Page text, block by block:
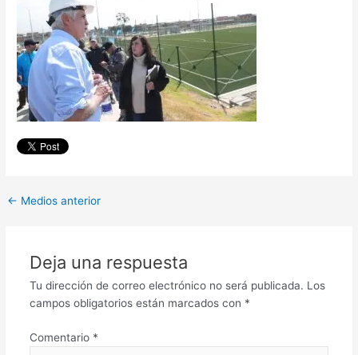
← Medios anterior
Deja una respuesta
Tu dirección de correo electrónico no será publicada. Los
campos obligatorios están marcados con *
Comentario *